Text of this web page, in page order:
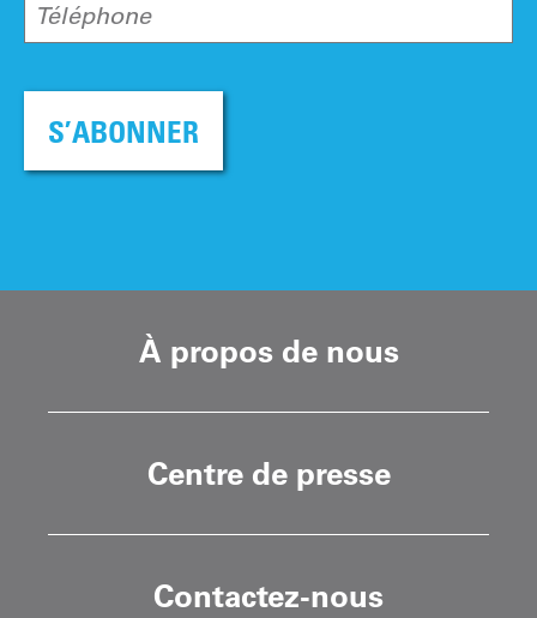
Téléphone
S’ABONNER
À propos de nous
Centre de presse
Contactez-nous